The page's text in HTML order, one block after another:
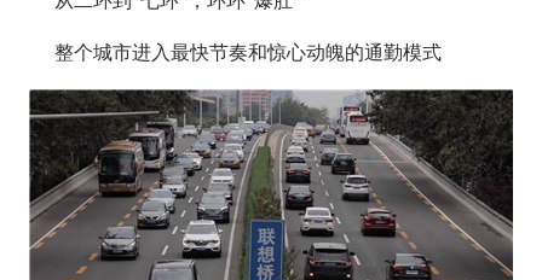
整个城市进入最快节奏和惊心动魄的通勤模式